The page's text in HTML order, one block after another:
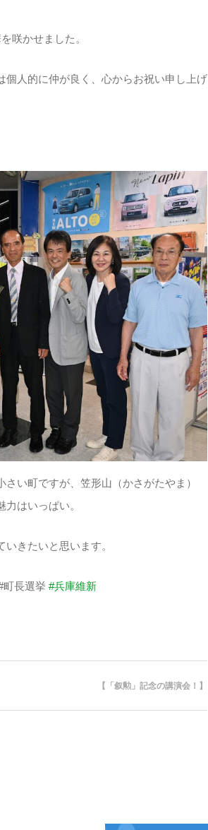
咲かせました。
人的に仲が良く、心からお祝い申し上げ
い町ですが、笠形山（かさがたやま）
はいっぱい。
きたいと思います。
町長選挙 #兵庫維新
【「叙勲」記念の講演会！】